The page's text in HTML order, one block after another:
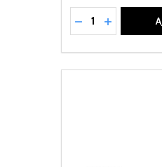
Quantité:
RÉDUIRE LA